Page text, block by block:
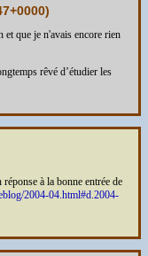
)
et que je n'avais encore rien
rêvé d’étudier les
à la bonne entrée de
2004-04.html#d.2004-